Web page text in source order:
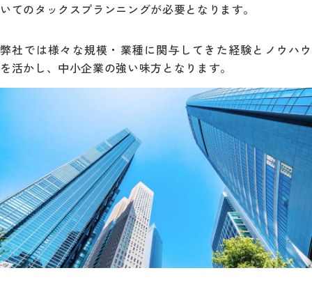
いてのタックスプランニングが必要となります。
弊社では様々な規模・業種に関与してきた経験とノウハウ
を活かし、中小企業の強い味方となります。